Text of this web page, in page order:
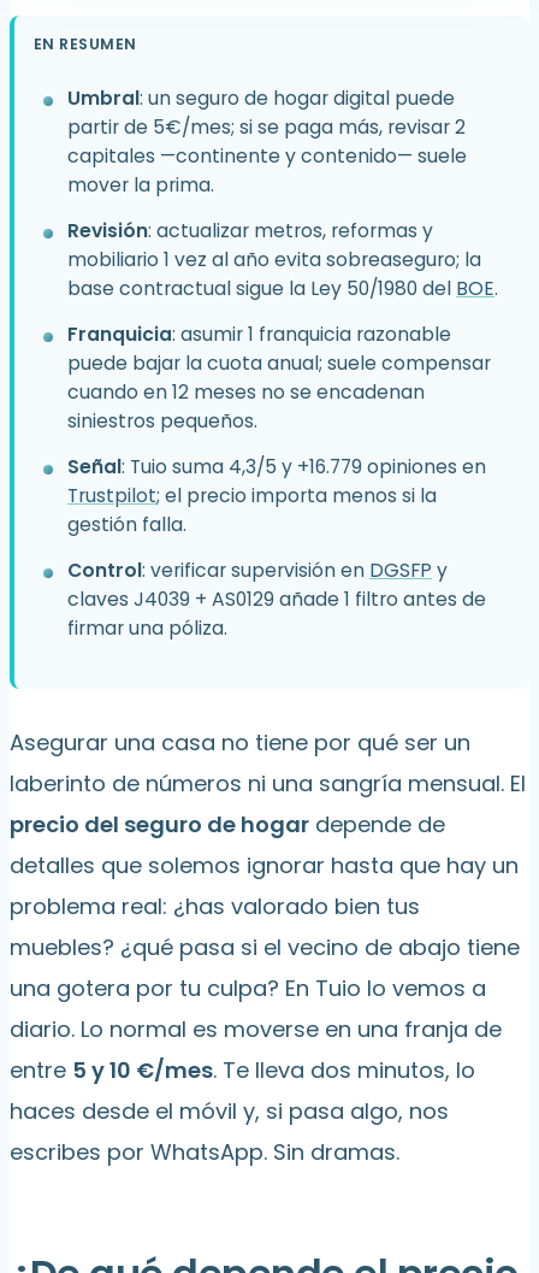
EN RESUMEN
Umbral: un seguro de hogar digital puede
partir de 5€/mes; si se paga más, revisar 2
capitales —continente y contenido— suele
mover la prima.
Revisión: actualizar metros, reformas y
mobiliario 1 vez al año evita sobreaseguro; la
base contractual sigue la Ley 50/1980 del BOE.
Franquicia: asumir 1 franquicia razonable
puede bajar la cuota anual; suele compensar
cuando en 12 meses no se encadenan
siniestros pequeños.
Señal: Tuio suma 4,3/5 y +16.779 opiniones en
Trustpilot; el precio importa menos si la
gestión falla.
Control: verificar supervisión en DGSFP y
claves J4039 + AS0129 añade 1 filtro antes de
firmar una póliza.
Asegurar una casa no tiene por qué ser un
laberinto de números ni una sangría mensual. El
precio del seguro de hogar depende de
detalles que solemos ignorar hasta que hay un
problema real: ¿has valorado bien tus
muebles? ¿qué pasa si el vecino de abajo tiene
una gotera por tu culpa? En Tuio lo vemos a
diario. Lo normal es moverse en una franja de
entre 5 y 10 €/mes. Te lleva dos minutos, lo
haces desde el móvil y, si pasa algo, nos
escribes por WhatsApp. Sin dramas.